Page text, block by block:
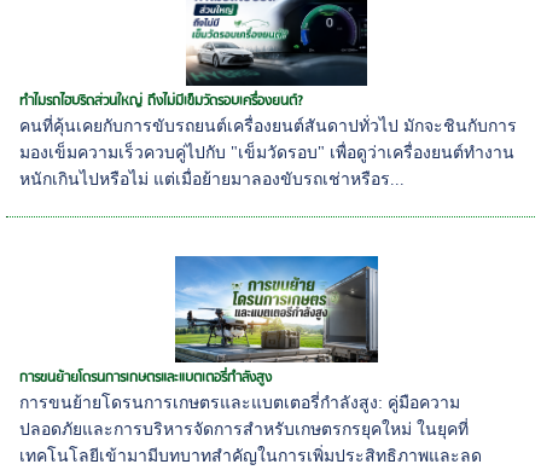
ทำไมรถไฮบริดส่วนใหญ่ ถึงไม่มีเข็มวัดรอบเครื่องยนต์?
คนที่คุ้นเคยกับการขับรถยนต์เครื่องยนต์สันดาปทั่วไป มักจะชินกับการ
มองเข็มความเร็วควบคู่ไปกับ "เข็มวัดรอบ" เพื่อดูว่าเครื่องยนต์ทำงาน
หนักเกินไปหรือไม่ แต่เมื่อย้ายมาลองขับรถเช่าหรือร...
การขนย้ายโดรนการเกษตรและแบตเตอรี่กำลังสูง
การขนย้ายโดรนการเกษตรและแบตเตอรี่กำลังสูง: คู่มือความ
ปลอดภัยและการบริหารจัดการสำหรับเกษตรกรยุคใหม่ ในยุคที่
เทคโนโลยีเข้ามามีบทบาทสำคัญในการเพิ่มประสิทธิภาพและลด